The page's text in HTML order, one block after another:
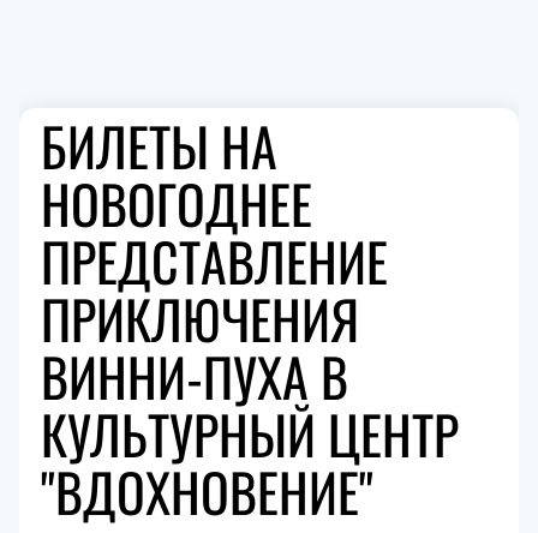
БИЛЕТЫ НА
НОВОГОДНЕЕ
ПРЕДСТАВЛЕНИЕ
ПРИКЛЮЧЕНИЯ
ВИННИ-ПУХА В
КУЛЬТУРНЫЙ ЦЕНТР
"ВДОХНОВЕНИЕ"